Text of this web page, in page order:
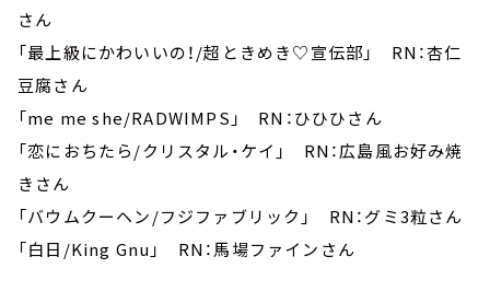
さん
「最上級にかわいいの！/超ときめき♡宣伝部」 RN：杏仁
豆腐さん
「me me she/RADWIMPS」 RN：ひひひさん
「恋におちたら/クリスタル・ケイ」 RN：広島風お好み焼
きさん
「バウムクーヘン/フジファブリック」 RN：グミ3粒さん
「白日/King Gnu」 RN：馬場ファインさん